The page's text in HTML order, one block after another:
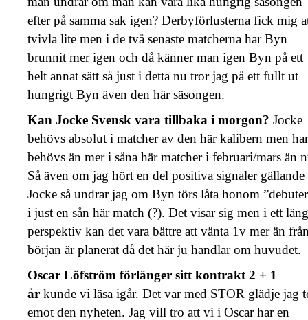
efter på samma sak igen? Derbyförlusterna fick mig
tvivla lite men i de två senaste matcherna har Byn
brunnit mer igen och då känner man igen Byn på ett
helt annat sätt så just i detta nu tror jag på ett fullt ut
hungrigt Byn även den här säsongen.
Kan Jocke Svensk vara tillbaka i morgon? Jocke
behövs absolut i matcher av den här kalibern men
behövs än mer i såna här matcher i februari/mars än
Så även om jag hört en del positiva signaler gällande
Jocke så undrar jag om Byn törs låta honom
i just en sån här match (?). Det visar sig men i ett
perspektiv kan det vara bättre att vänta 1v mer än
början är planerat då det här ju handlar om huvudet.
Oscar Löfström förlänger sitt kontrakt 2 + 1
år kunde vi läsa igår. Det var med STOR glädje jag
emot den nyheten. Jag vill tro att vi i Oscar har en